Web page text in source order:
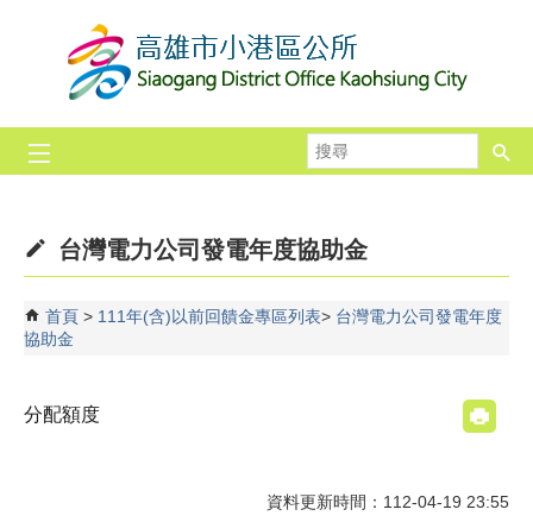
跳到主要內容區塊
尋
台灣電力公司發電年度協助金
首頁 111年(含)以前回饋金專區列表
台灣電力公司發電年度
協助金
分配額度
資料更新時間：112-04-19 23:55